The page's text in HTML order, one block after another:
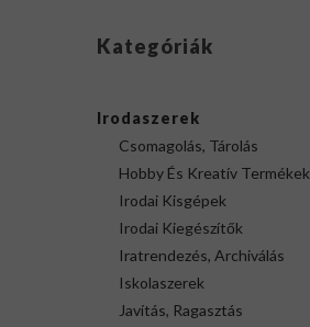
Kategóriák
Irodaszerek
Csomagolás, Tárolás
Hobby És Kreatív Termékek
Irodai Kisgépek
Irodai Kiegészítők
Iratrendezés, Archiválás
Iskolaszerek
Javítás, Ragasztás